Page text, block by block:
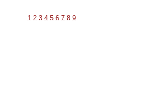
1 2 3 4 5 6 7 8 9